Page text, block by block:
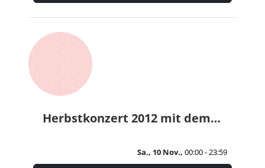
Herbstkonzert 2012 mit dem Männergesangsverein "Cäcilia" Waldfeucht, Bürgertreff Waldfeucht
Sa., 10 Nov.,00:00 - 23:59